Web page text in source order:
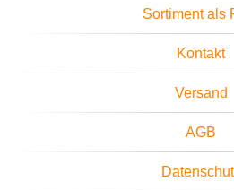
Sortiment als
Kontakt
Versand
AGB